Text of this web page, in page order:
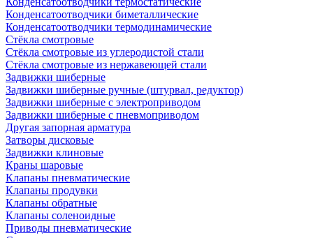
Конденсатоотводчики биметаллические
Конденсатоотводчики термодинамические
Стёкла смотровые
Стёкла смотровые из углеродистой стали
Стёкла смотровые из нержавеющей стали
Задвижки шиберные
Задвижки шиберные ручные (штурвал, редуктор)
Задвижки шиберные с электроприводом
Задвижки шиберные с пневмоприводом
Другая запорная арматура
Затворы дисковые
Задвижки клиновые
Краны шаровые
Клапаны пневматические
Клапаны продувки
Клапаны обратные
Клапаны соленоидные
Приводы пневматические